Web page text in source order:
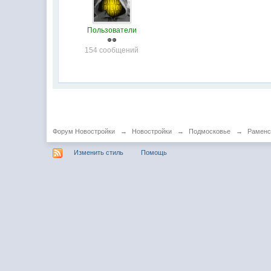
Пользователи
154 сообщений
Форум Новостройки → Новостройки → Подмосковье →
Изменить стиль Помощь